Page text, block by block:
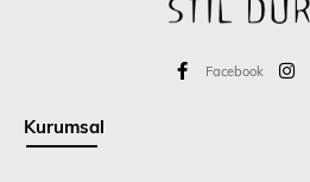
Facebook
Kurumsal